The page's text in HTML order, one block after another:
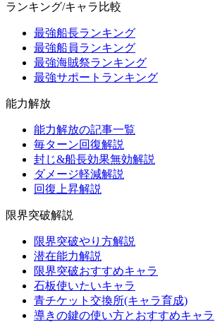
ランキング/キャラ比較
最強船長ランキング
最強船員ランキング
最強海賊祭ランキング
最強サポートランキング
能力解放
能力解放の記事一覧
毎ターン回復解説
封じ&船長効果無効解説
ダメージ軽減解説
回復上昇解説
限界突破解説
限界突破やり方解説
潜在能力解説
限界突破おすすめキャラ
石板使いたいキャラ
青チケット交換所(キャラ育成)
導きの鍵の使い方とおすすめキャラ